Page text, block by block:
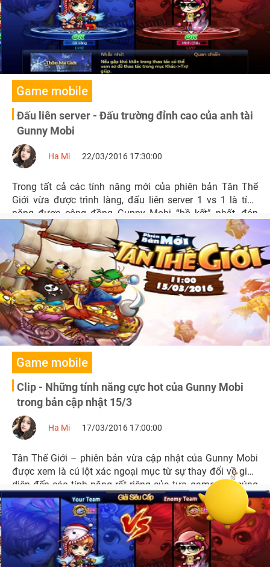
Game mobile
Đấu liên server - Đấu trường đỉnh cao của anh tài
Gunny Mobi
Ha Mi 22/03/2016 17:30:00
Trong tất cả các tính năng mới của phiên bản Tân Thế
Giới vừa được trình làng, đấu liên server 1 vs 1 là tính
năng được cộng đồng Gunny Mobi “bồ kết” nhất, đón
nhận nhiệt tình nhất.
Game mobile
Clip - Những tính năng cực hot của Gunny Mobi
trong bản cập nhật 15/3
Ha Mi 17/03/2016 17:00:00
Tân Thế Giới – phiên bản vừa cập nhật của Gunny Mobi
được xem là cú lột xác ngoại mục từ sự thay đổi về giao
diện đến các tính năng rất riêng của tựa game bắn súng
canh góc tọa độ này.